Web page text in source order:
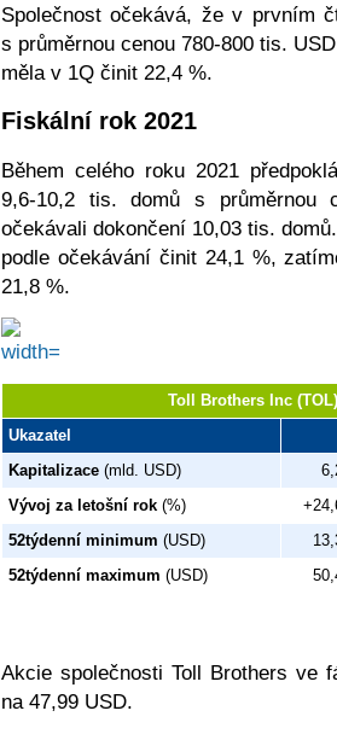
Společnost očekává, že v prvním
s průměrnou cenou 780-800 tis.
měla v 1Q činit 22,4 %.
Fiskální rok 2021
Během celého roku 2021
9,6-10,2 tis. domů s průměrnou
očekávali dokončení 10,03 tis.
podle očekávání činit 24,1 %,
21,8 %.
Toll Brothers Inc
Ukazatel
Kapitalizace (mld. USD)
Vývoj za letošní rok (%)
52týdenní minimum (USD)
52týdenní maximum (USD)
Akcie společnosti Toll Brothers ve
na 47,99 USD.